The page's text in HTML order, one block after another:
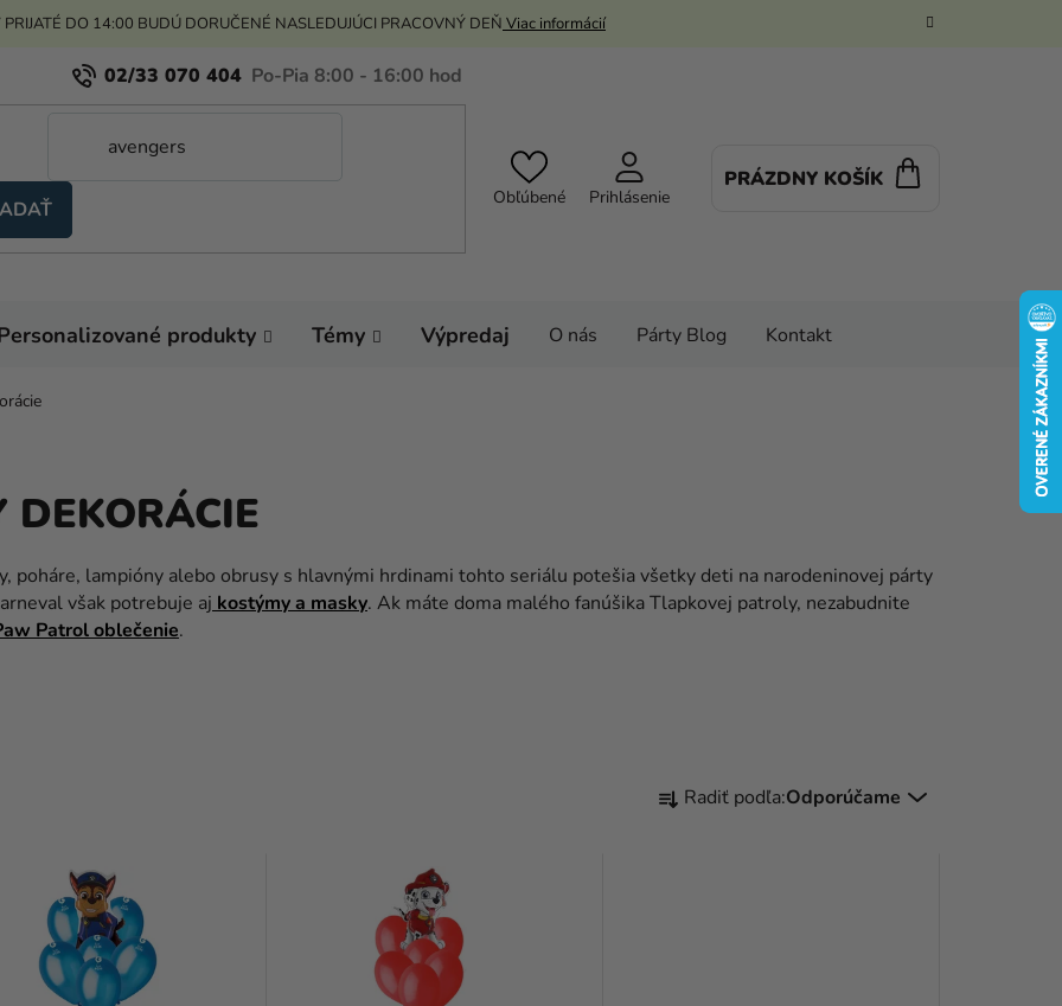
PRIJATÉ DO 14:00 BUDÚ DORUČENÉ NASLEDUJÚCI PRACOVNÝ DEŇ Viac informácií
02/33 070 404
Obľúbené Prihlásenie
PRÁZDNY KOŠÍK
produkty Témy Výpredaj O nás Párty Blog Kontakt
DEKORÁCIE
poháre, lampióny alebo obrusy s hlavnými hrdinami tohto seriálu potešia všetky deti na narodeninovej párty
však potrebuje aj kostýmy a masky. Ak máte doma malého fanúšika Tlapkovej patroly, nezabudnite
Patrol oblečenie.
R Radiť podľa:Odporúčame